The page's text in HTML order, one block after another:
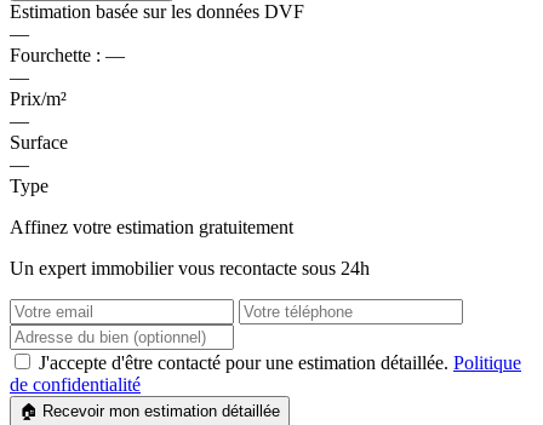
Estimation basée sur les données DVF
—
Fourchette : —
—
Prix/m²
—
Surface
—
Type
Affinez votre estimation gratuitement
Un expert immobilier vous recontacte sous 24h
J'accepte d'être contacté pour une estimation détaillée. Politique
de confidentialité
🏠 Recevoir mon estimation détaillée